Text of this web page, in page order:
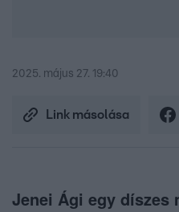
2025. május 27. 19:40
Link másolása
Jenei Ági egy díszes